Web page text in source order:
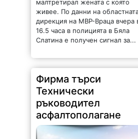
живее. По данни на областната
дирекция на МВР-Враца вчера в
16.5 часа в полицията в Бяла
Слатина е получен сигнал за...
Фирма търси
Технически
ръководител
асфалтополагане